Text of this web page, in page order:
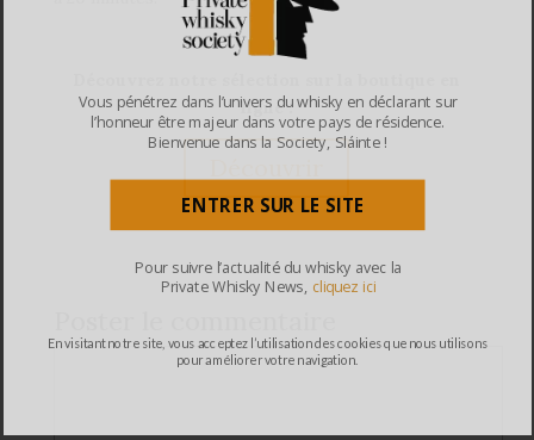
ligne :
Vous pénétrez dans l’univers du whisky en déclarant sur
l’honneur être majeur dans votre pays de résidence.
Bienvenue dans la Society, Sláinte !
ENTRER SUR LE SITE
En visitant notre site, vous acceptez l’utilisation des cookies que nous utilisons
pour améliorer votre navigation.
Pour suivre l’actualité du whisky avec la
Private Whisky News, cliquez ici